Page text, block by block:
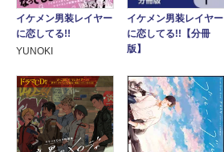
イケメン男装レイヤー
に恋してる!!
YUNOKI
イケメン男装レイヤー
に恋してる!!【分冊
版】